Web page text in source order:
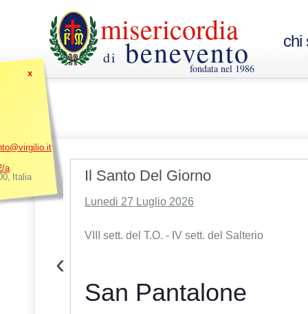
misericordia
dibenevento
fondata nel 1986
chi
x
a
, Italia
territorio di
Il Santo Del Giorno
Lunedi 27 Luglio 2026
VIII sett. del T.O. - IV sett. del Salterio
San Pantalone
‹